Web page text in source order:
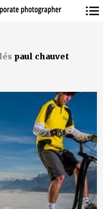
paul chauvet